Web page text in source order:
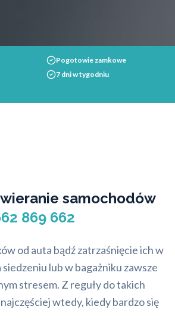
Pogotowie zamkowe
7 dni w tygodniu
samochodów
869 662
od auta bądź zatrzaśnięcie ich w
lub w bagażniku zawsze
stresem. Z reguły do takich
wtedy, kiedy bardzo się